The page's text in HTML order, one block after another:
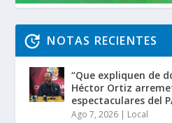
NOTAS RECIENTES
“Que expliquen de
Héctor Ortiz
espectaculares del
Ago 7, 2026 Local